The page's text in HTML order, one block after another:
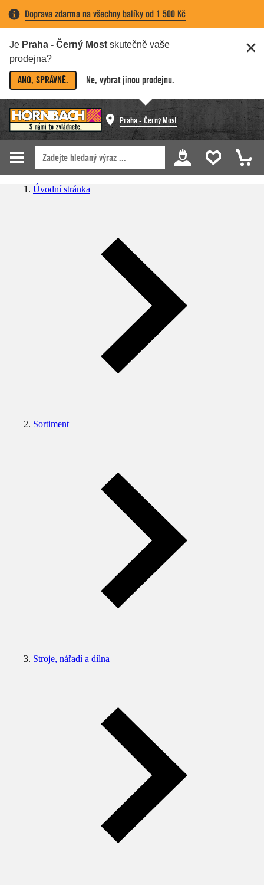
Doprava zdarma na všechny balíky od 1 500 Kč
Je Praha - Černý Most skutečně vaše
prodejna?
ANO, SPRÁVNĚ. Ne, vybrat jinou prodejnu.
Praha - Černý Most
Úvodní stránka
Sortiment
Stroje, nářadí a dílna